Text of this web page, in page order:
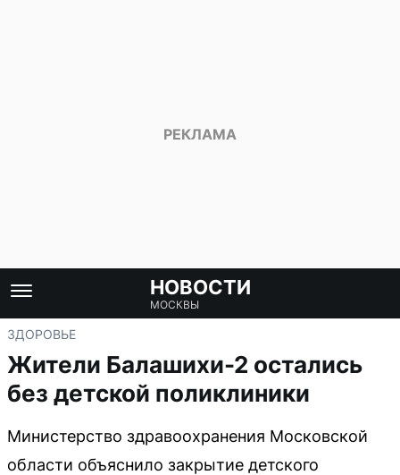
НОВОСТИ
МОСКВЫ
ЗДОРОВЬЕ
Жители Балашихи-2 остались
без детской поликлиники
Министерство здравоохранения Московской
области объяснило закрытие детского